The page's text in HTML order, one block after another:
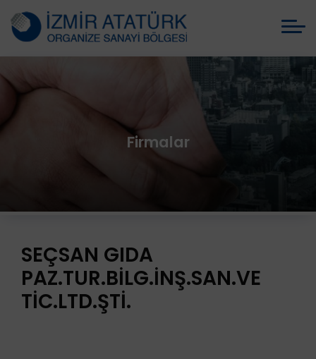
Firmalar
SEÇSAN GIDA
PAZ.TUR.BİLG.İNŞ.SAN.VE
TİC.LTD.ŞTİ.